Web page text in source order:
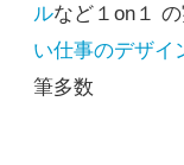
ルなど１on１ の
い仕事のデザイ
筆多数